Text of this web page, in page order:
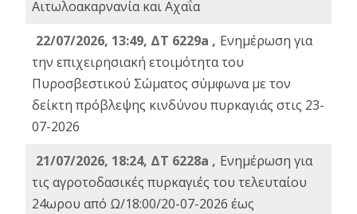
Αιτωλοακαρνανία και Αχαΐα
22/07/2026, 13:49, ΔΤ 6229a , Ενημέρωση για
την επιχειρησιακή ετοιμότητα του
Πυροσβεστικού Σώματος σύμφωνα με τον
δείκτη πρόβλεψης κινδύνου πυρκαγιάς στις 23-
07-2026
21/07/2026, 18:24, ΔΤ 6228a , Ενημέρωση για
τις αγροτοδασικές πυρκαγιές του τελευταίου
24ωρου από Ω/18:00/20-07-2026 έως